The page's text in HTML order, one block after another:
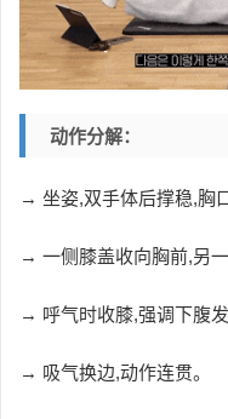
动作分解：
→ 坐姿,双手体后撑稳,胸
→ 一侧膝盖收向胸前,另
→ 呼气时收膝,强调下腹
→ 吸气换边,动作连贯。